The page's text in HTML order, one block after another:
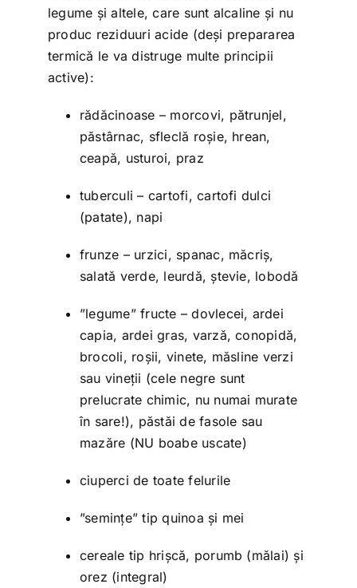
legume și altele, care sunt alcaline și nu
produc reziduuri acide (deși prepararea
termică le va distruge multe principii
active):
rădăcinoase – morcovi, pătrunjel,
păstârnac, sfleclă roșie, hrean,
ceapă, usturoi, praz
tuberculi – cartofi, cartofi dulci
(patate), napi
frunze – urzici, spanac, măcriș,
salată verde, leurdă, ștevie, lobodă
”legume” fructe – dovlecei, ardei
capia, ardei gras, varză, conopidă,
brocoli, roșii, vinete, măsline verzi
sau vineții (cele negre sunt
prelucrate chimic, nu numai murate
în sare!), păstăi de fasole sau
mazăre (NU boabe uscate)
ciuperci de toate felurile
”semințe” tip quinoa și mei
cereale tip hrișcă, porumb (mălai) și
orez (integral)